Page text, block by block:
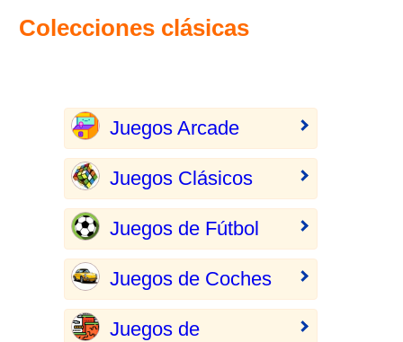
Colecciones clásicas
Juegos Arcade
Juegos Clásicos
Juegos de Fútbol
Juegos de Coches
Juegos de